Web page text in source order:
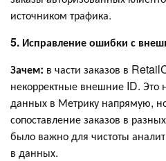
источником трафика.
5. Исправление ошибки с
Зачем: в части заказов в
некорректные внешние ID. Это
данных в Метрику напрямую,
сопоставление заказов в
было важно для чистоты
в данных.